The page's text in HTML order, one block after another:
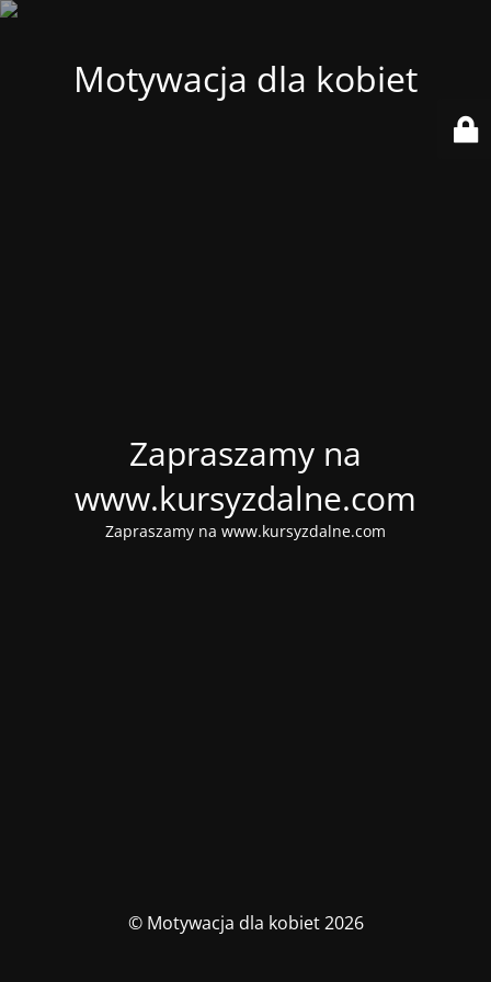
Motywacja dla kobiet
Zapraszamy na
www.kursyzdalne.com
Zapraszamy na www.kursyzdalne.com
© Motywacja dla kobiet 2026